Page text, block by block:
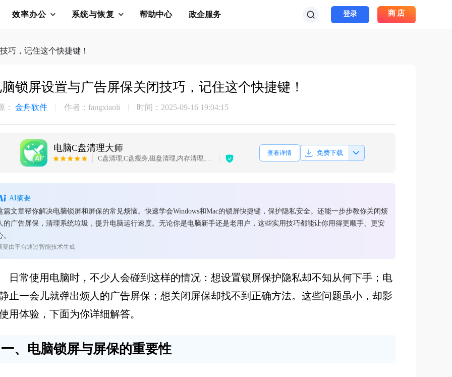
效率办公 系统与恢复 帮助中心 政企服务 登录 商店
巧，记住这个快捷键！
锁屏设置与广告屏保关闭技巧，记住这个快捷键！
： 金舟软件 作者：fangxiaoli 时间：2025-09-16 19:04:15
电脑C盘清理大师
C盘清理,C盘瘦身,磁盘清理,内存清理,大文件搬家,微信QQ专清,QQ专清
查看详情 免费下载
AI摘要
篇文章帮你解决电脑锁屏和屏保的常见烦恼。快速学会Windows和Mac的锁屏快捷键，保护隐私安全。还能一步步教你关闭烦
的广告屏保，清理系统垃圾，提升电脑运行速度。无论你是电脑新手还是老用户，这些实用技巧都能让你用得更顺手、更安
。
要由平台通过智能技术生成
日常使用电脑时，不少人会碰到这样的情况：想设置锁屏保护隐私却不知从何下手；电
止一会儿就弹出烦人的广告屏保；想关闭屏保却找不到正确方法。这些问题虽小，却影
用体验，下面为你详细解答。
一、电脑锁屏与屏保的重要性